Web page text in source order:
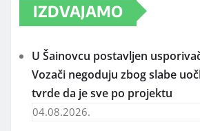
IZDVAJAMO
U Šainovcu postavljen
Vozači negoduju zbog slabe
tvrde da je sve po projektu
04.08.2026.